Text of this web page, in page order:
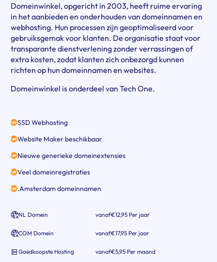
Domeinwinkel, opgericht in 2003, heeft ruime ervaring
in het aanbieden en onderhouden van domeinnamen en
webhosting. Hun processen zijn geoptimaliseerd voor
gebruiksgemak voor klanten. De organisatie staat voor
transparante dienstverlening zonder verrassingen of
extra kosten, zodat klanten zich onbezorgd kunnen
richten op hun domeinnamen en websites.
Domeinwinkel is onderdeel van Tech One.
SSD Webhosting
Website Maker beschikbaar
Nieuwe generieke domeinextensies
Veel domeinregistraties
.Amsterdam domeinnamen
NL Domein vanaf€12,95 Per jaar
COM Domein vanaf€17,95 Per jaar
Goedkoopste Hosting vanaf€5,95 Per maand